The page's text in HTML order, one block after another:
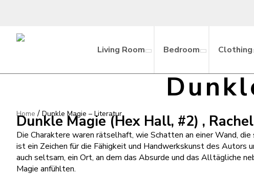
Living Room Bedroom Clothing
Home / Dunkle Magie – Literatur
Dunkle Magie (Hex Hall, #2) ,
Die Charaktere waren rätselhaft, wie Schatten an einer Wand,
ist ein Zeichen für die Fähigkeit und Handwerkskunst des
auch seltsam, ein Ort, an dem das Absurde und das Alltägliche
Magie anfühlten.